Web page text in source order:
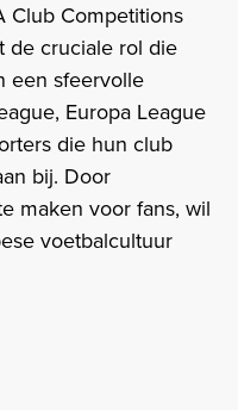
Club Competitions
de cruciale rol die
een sfeervolle
Europa League
die hun club
bij. Door
maken voor fans, wil
voetbalcultuur